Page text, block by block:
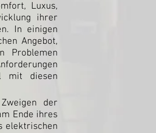
Luxus,
ihrer
In einigen
Angebot,
Problemen
mit diesen
der
Ende ihres
elektrischen